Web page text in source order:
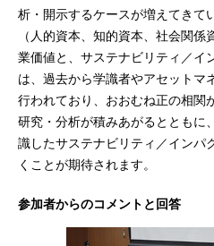
析・開示するケースが増えてきて
（人的資本、知的資本、社会関
業価値と、サステナビリティ／イ
は、過去から学識者やアセットマ
行われており、おおむね正の相関
研究・分析が積みあがるとともに
識したサステナビリティ／インパ
くことが期待されます。
参加者からのコメントと回答